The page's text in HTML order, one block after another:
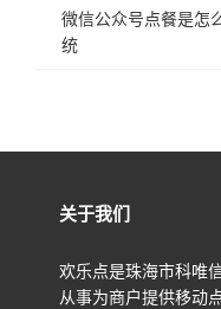
微信公众号点餐是怎
统
关于我们
欢乐点是珠海市科唯
从事为商户提供移动